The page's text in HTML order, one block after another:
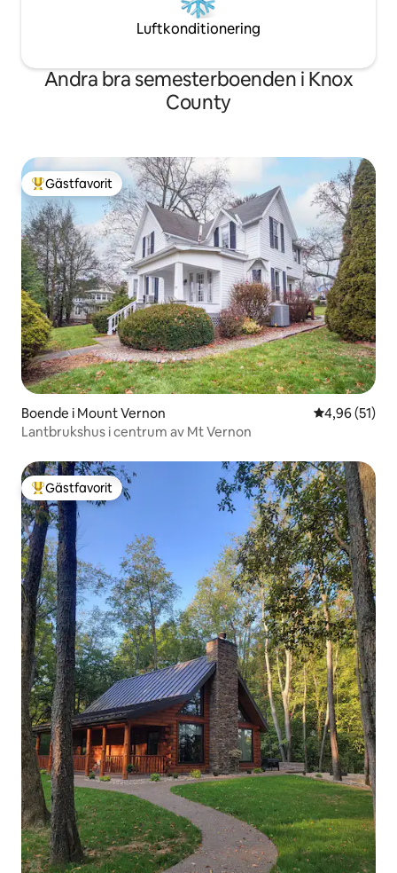
Luftkonditionering
Andra bra semesterboenden i Knox
County
Populär gästfavorit
Gästfavorit
Boende i Mount Vernon 4,96 av 5 i
4,96 (51)
Lantbrukshus i centrum av Mt Vernon
Populär gästfavorit
Gästfavorit